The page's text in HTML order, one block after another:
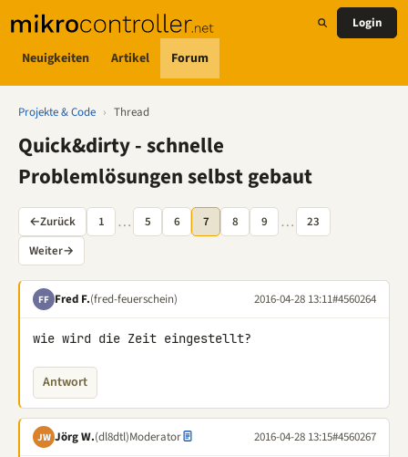
Neuigkeiten Artikel Forum
Login
Projekte & Code › Thread
Quick&dirty - schnelle
Problemlösungen selbst gebaut
←Zurück 1 … 5 6 7 8 9 …
23
Weiter→
FF Fred F.(fred-feuerschein) 2016-04-28 13:11#4560264
wie wird die Zeit eingestellt?
Antwort
JW Jörg W.(dl8dtl)Moderator 2016-04-28 13:15#4560267